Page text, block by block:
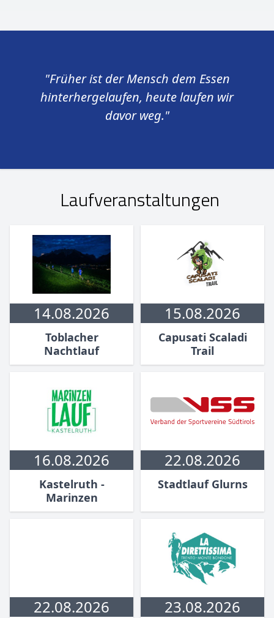
"Früher ist der Mensch dem Essen
hinterhergelaufen, heute laufen wir
davor weg."
Laufveranstaltungen
14.08.2026
Toblacher
Nachtlauf
15.08.2026
Capusati Scaladi
Trail
16.08.2026
Kastelruth -
Marinzen
22.08.2026
Stadtlauf Glurns
22.08.2026 23.08.2026